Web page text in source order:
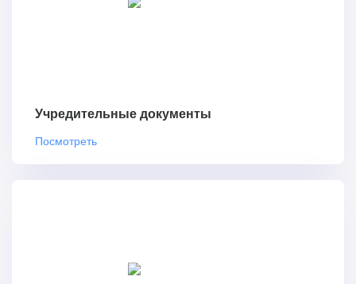
Учредительные документы
Посмотреть